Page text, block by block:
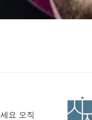
요 오직